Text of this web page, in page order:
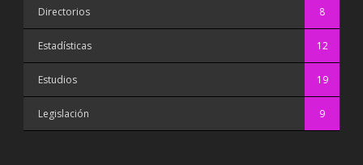
Directorios 8
Estadísticas 12
Estudios 19
Legislación 9